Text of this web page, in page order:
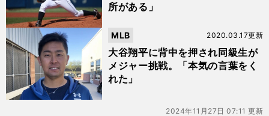
所がある」
大谷翔平に背中を押され同級生が
メジャー挑戦。「本気の言葉をく
れた」
2020.03.17更新
MLB
2024年11月27日 07:11 更新